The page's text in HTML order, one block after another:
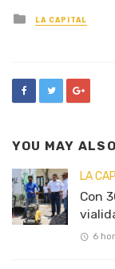
Posted
in
LA CAPITAL
YOU MAY
LA
Con
6